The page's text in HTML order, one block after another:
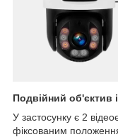
Подвійний об'єктив
У застосунку є 2
фіксованим